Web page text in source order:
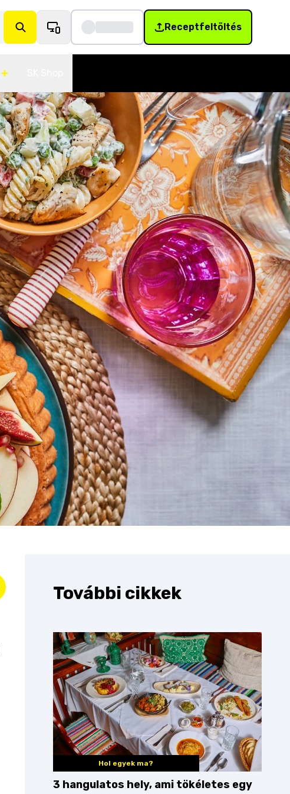
Receptfeltöltés
További cikkek
Hol egyek ma?
3 hangulatos hely, ami tökéletes egy